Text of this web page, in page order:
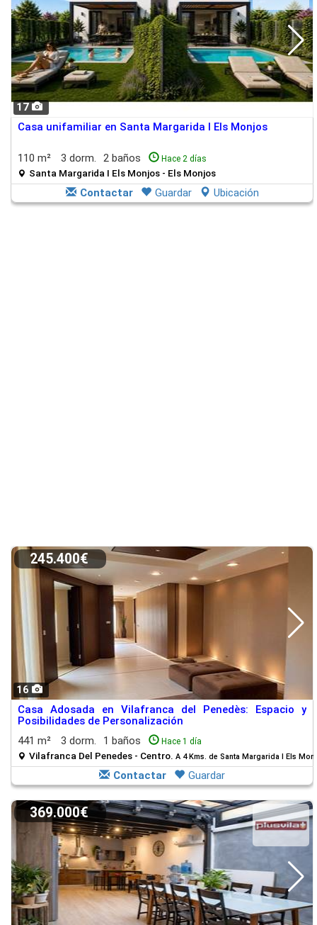
17
Casa unifamiliar en Santa Margarida I Els Monjos
110 m² 3 dorm. 2 baños Hace 2 días
Santa Margarida I Els Monjos - Els Monjos
Contactar Guardar Ubicación
16
245.400€
Casa Adosada en Vilafranca del Penedès: Espacio y
Posibilidades de Personalización
441 m²
3 dorm. 1 baños Hace 1 día
Vilafranca Del Penedes - Centro. A 4 Kms. de Santa Margarida I Els
Contactar Guardar
369.000€